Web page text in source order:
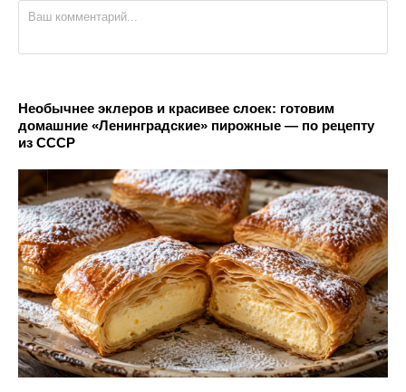
Необычнее эклеров и красивее слоек: готовим
домашние «Ленинградские» пирожные — по рецепту
из СССР